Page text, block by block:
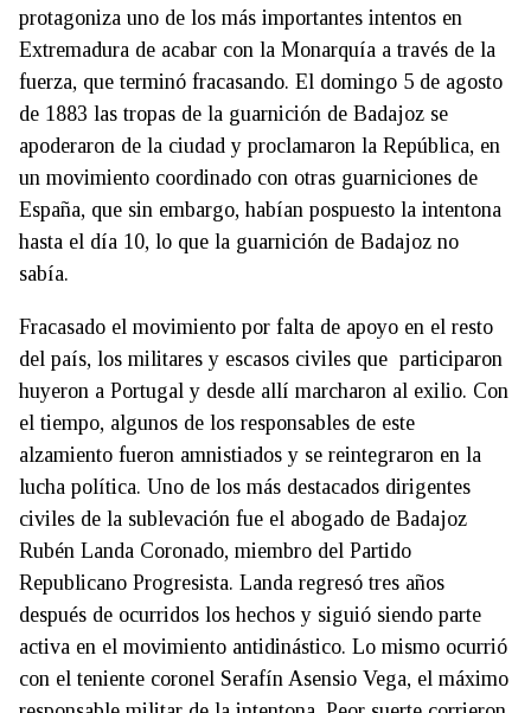
protagoniza uno de los más importantes intentos en
Extremadura de acabar con la Monarquía a través de la
fuerza, que terminó fracasando. El domingo 5 de agosto
de 1883 las tropas de la guarnición de Badajoz se
apoderaron de la ciudad y proclamaron la República, en
un movimiento coordinado con otras guarniciones de
España, que sin embargo, habían pospuesto la intentona
hasta el día 10, lo que la guarnición de Badajoz no
sabía.
Fracasado el movimiento por falta de apoyo en el resto
del país, los militares y escasos civiles que participaron
huyeron a Portugal y desde allí marcharon al exilio. Con
el tiempo, algunos de los responsables de este
alzamiento fueron amnistiados y se reintegraron en la
lucha política. Uno de los más destacados dirigentes
civiles de la sublevación fue el abogado de Badajoz
Rubén Landa Coronado, miembro del Partido
Republicano Progresista. Landa regresó tres años
después de ocurridos los hechos y siguió siendo parte
activa en el movimiento antidinástico. Lo mismo ocurrió
con el teniente coronel Serafín Asensio Vega, el máximo